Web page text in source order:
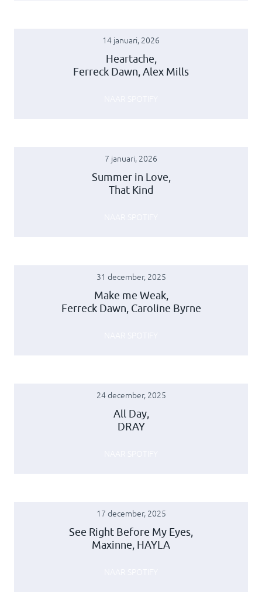
14 januari, 2026
Heartache,
Ferreck Dawn, Alex Mills
7 januari, 2026
Summer in Love,
That Kind
31 december, 2025
Make me Weak,
Ferreck Dawn, Caroline Byrne
24 december, 2025
All Day,
DRAY
17 december, 2025
See Right Before My Eyes,
Maxinne, HAYLA